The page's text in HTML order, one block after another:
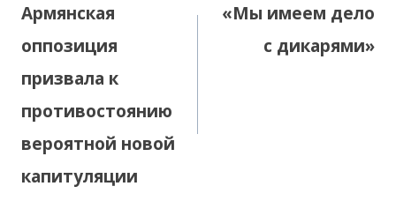
записям
Армянская
оппозиция
призвала к
противостоянию
вероятной новой
капитуляции
«Мы имеем дело
с дикарями»